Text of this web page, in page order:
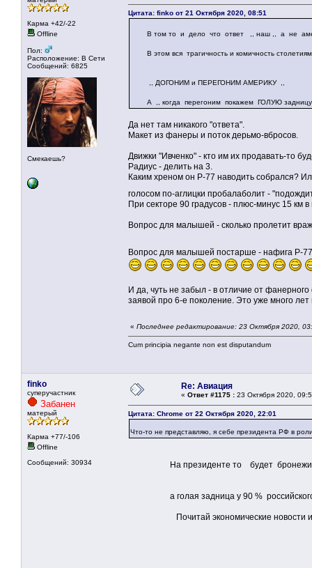
Карма +42/-22
Offline
Пол:
Расположение: В Сети
Сообщений: 6825
Смекаешь?
Цитата: finko от 21 Октября 2020, 08:51
В том то и дело что ответ ,, наш ,, а не
В этом вся трагичность и комичность
,, ДОГОНИМ и ПЕРЕГОНИМ АМЕРИКУ ,,
А ,, когда перегоним покажем ГОЛУЮ
Да нет там никакого "ответа".
Макет из фанеры и поток дерьмо-вбросов.
Движки "Ивченко" - кто им их продавать-то
Радиус - делить на 3.
Каким хреном он Р-77 наводить собрался?
голосом по-аглицки пробалаболит -
При секторе 90 градусов - плюс-минус 15 км
Вопрос для малышей - сколько пролетит
Вопрос для малышей постарше - нафига Р-
И да, чуть не забыл - в отличие от
заявой про 6-е поколение. Это уже много
« Последнее редактирование: 23 Октября 2020,
Cum principia negante non est disputandum
finko
суперучастник
Забанен
матерый
Карма +77/-106
Offline
Сообщений: 30934
Re: Авиация
« Ответ #1175 : 23 Октября 2020,
Цитата: Chrome от 22 Октября 2020, 22:01
Что-то не представляю, я себе президента РФ в
На президенте то будет бронежилет
а голая задница у 90 % российского
Почитай экономические новости из